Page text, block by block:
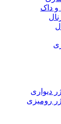
و داک
دیواری
رومیزی